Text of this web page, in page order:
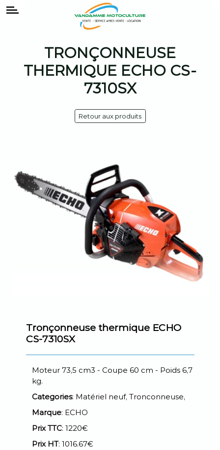
TRONÇONNEUSE
THERMIQUE ECHO CS-
7310SX
Retour aux produits
Tronçonneuse thermique ECHO
CS-7310SX
Moteur 73,5 cm3 - Coupe 60 cm - Poids 6,7
kg.
Categories: Matériel neuf, Tronconneuse,
Marque: ECHO
Prix TTC: 1220€
Prix HT: 1016.67€